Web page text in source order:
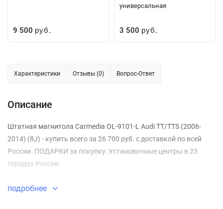
9 500 руб.
универсальная
3 500 руб.
Характеристики Отзывы (0) Вопрос-Ответ
Описание
Штатная магнитола Carmedia OL-9101-L Audi TT/TTS (2006-
2014) (8J) - купить всего за 26 700 руб. с доставкой по всей
России. ПОДАРКИ за покупку. Установочные центры в 23
городах России.
подробнее